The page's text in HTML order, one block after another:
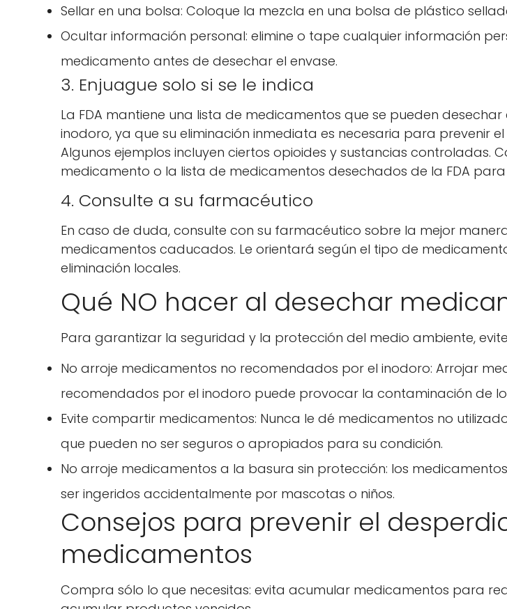
Sellar en una bolsa: Coloque la mezcla en una bolsa de plástico
Ocultar información personal: elimine o tape cualquier información
medicamento antes de desechar el envase.
3. Enjuague solo si se le indica
La FDA mantiene una lista de medicamentos que se pueden
inodoro, ya que su eliminación inmediata es necesaria para prevenir
Algunos ejemplos incluyen ciertos opioides y sustancias controladas.
medicamento o la lista de medicamentos desechados de la FDA
4. Consulte a su farmacéutico
En caso de duda, consulte con su farmacéutico sobre la mejor
medicamentos caducados. Le orientará según el tipo de
eliminación locales.
Qué NO hacer al desechar
Para garantizar la seguridad y la protección del medio ambiente,
No arroje medicamentos no recomendados por el inodoro: Arrojar
recomendados por el inodoro puede provocar la contaminación de
Evite compartir medicamentos: Nunca le dé medicamentos no
que pueden no ser seguros o apropiados para su condición.
No arroje medicamentos a la basura sin protección: los
ser ingeridos accidentalmente por mascotas o niños.
Consejos para prevenir el
medicamentos
Compra sólo lo que necesitas: evita acumular medicamentos para